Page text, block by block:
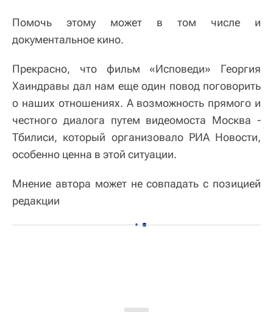
Помочь этому может в том числе и
документальное кино.
Прекрасно, что фильм «Исповеди» Георгия
Хаиндравы дал нам еще один повод поговорить
о наших отношениях. А возможность прямого и
честного диалога путем видеомоста Москва -
Тбилиси, который организовало РИА Новости,
особенно ценна в этой ситуации.
Мнение автора может не совпадать с позицией
редакции